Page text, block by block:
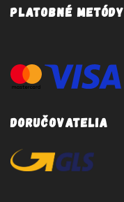
Platobné metódy
Doručovatelia